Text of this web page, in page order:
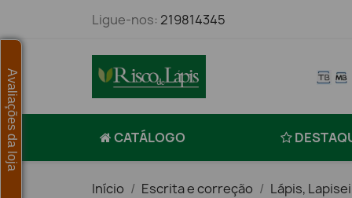
Ligue-nos: 219814345
CATÁLOGO
Início Escrita e correção Lápis,
Avaliações da loja